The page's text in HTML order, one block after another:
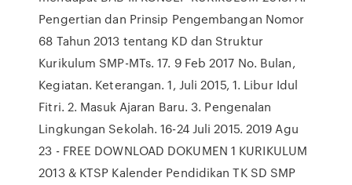
Pengertian dan Prinsip Pengembangan Nomor
68 Tahun 2013 tentang KD dan Struktur
Kurikulum SMP-MTs. 17. 9 Feb 2017 No. Bulan,
Kegiatan. Keterangan. 1, Juli 2015, 1. Libur Idul
Fitri. 2. Masuk Ajaran Baru. 3. Pengenalan
Lingkungan Sekolah. 16-24 Juli 2015. 2019 Agu
23 - FREE DOWNLOAD DOKUMEN 1 KURIKULUM
2013 & KTSP Kalender Pendidikan TK SD SMP